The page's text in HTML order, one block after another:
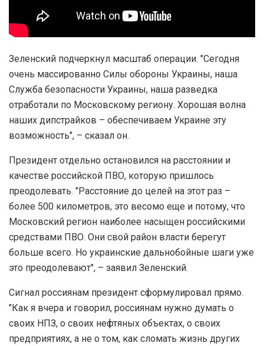
Зеленский подчеркнул масштаб операции. "Сегодня
очень массированно Силы обороны Украины, наша
Служба безопасности Украины, наша разведка
отработали по Московскому региону. Хорошая волна
наших дипстрайков – обеспечиваем Украине эту
возможность", – сказал он.
Президент отдельно остановился на расстоянии и
качестве российской ПВО, которую пришлось
преодолевать. "Расстояние до целей на этот раз –
более 500 километров, это весомо еще и потому, что
Московский регион наиболее насыщен российскими
средствами ПВО. Они свой район власти берегут
больше всего. Но украинские дальнобойные шаги уже
это преодолевают", – заявил Зеленский.
Сигнал россиянам президент сформулировал прямо.
"Как я вчера и говорил, россиянам нужно думать о
своих НПЗ, о своих нефтяных объектах, о своих
предприятиях, а не о том, как сломать жизнь других